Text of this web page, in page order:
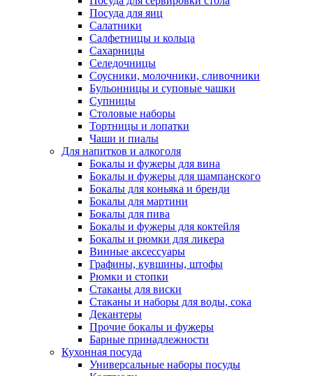
Посуда для яиц
Салатники
Салфетницы и кольца
Сахарницы
Селедочницы
Соусники, молочники, сливочники
Бульонницы и суповые чашки
Супницы
Столовые наборы
Тортницы и лопатки
Чаши и пиалы
Для напитков и алкоголя
Бокалы и фужеры для вина
Бокалы и фужеры для шампанского
Бокалы для коньяка и бренди
Бокалы для мартини
Бокалы для пива
Бокалы и фужеры для коктейля
Бокалы и рюмки для ликера
Винные аксессуары
Графины, кувшины, штофы
Рюмки и стопки
Стаканы для виски
Стаканы и наборы для воды, сока
Декантеры
Прочие бокалы и фужеры
Барные принадлежности
Кухонная посуда
Универсальные наборы посуды